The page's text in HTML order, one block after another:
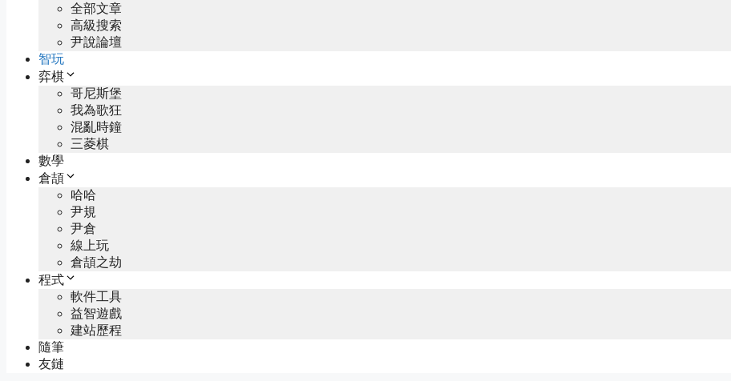
全部文章
高級搜索
尹說論壇
智玩
弈棋
哥尼斯堡
我為歌狂
混亂時鐘
三菱棋
數學
倉頡
哈哈
尹規
尹倉
線上玩
倉頡之劫
程式
軟件工具
益智遊戲
建站歷程
隨筆
友鏈